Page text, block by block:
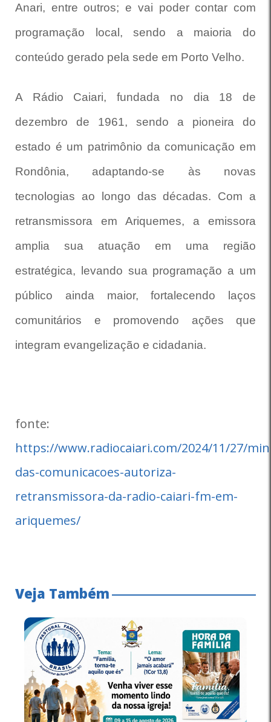
Anari, entre outros; e vai poder contar com
programação local, sendo a maioria do
conteúdo gerado pela sede em Porto Velho.
A Rádio Caiari, fundada no dia 18 de
dezembro de 1961, sendo a pioneira do
estado é um patrimônio da comunicação em
Rondônia, adaptando-se às novas
tecnologias ao longo das décadas. Com a
retransmissora em Ariquemes, a emissora
amplia sua atuação em uma região
estratégica, levando sua programação a um
público ainda maior, fortalecendo laços
comunitários e promovendo ações que
integram evangelização e cidadania.
fonte:
https://www.radiocaiari.com/2024/11/27/
das-comunicacoes-autoriza-
retransmissora-da-radio-caiari-fm-em-
ariquemes/
Veja Também